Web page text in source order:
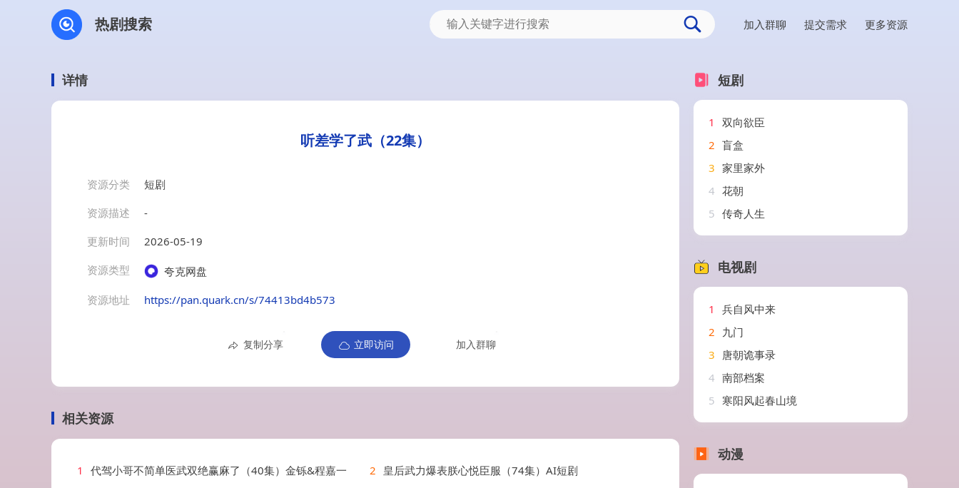
热剧搜索 加入群聊 提交需求 更多资源
详情
听差学了武（22集）
资源分类
短剧
资源描述
-
更新时间
2026-05-19
资源类型
夸克网盘
资源地址
https://pan.quark.cn/s/74413bd4b573
复制分享 立即访问 加入群聊
相关资源
1 代驾小哥不简单医武双绝赢麻了（40集）金铄&程嘉一 2 皇后武力爆表朕心悦臣服（74集）AI短剧
短剧
1
双向欲臣
2 盲盒
3 家里家外
4 花朝
5 传奇人生
电视剧
1
兵自风中来
2 九门
3 唐朝诡事录
4 南部档案
5 寒阳风起春山境
动漫